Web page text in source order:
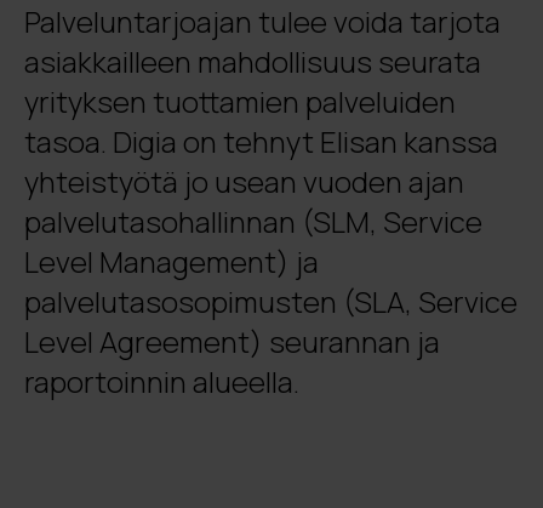
Palveluntarjoajan tulee voida tarjota
asiakkailleen mahdollisuus seurata
yrityksen tuottamien palveluiden
tasoa. Digia on tehnyt Elisan kanssa
yhteistyötä jo usean vuoden ajan
palvelutasohallinnan (SLM, Service
Level Management) ja
palvelutasosopimusten (SLA, Service
Level Agreement) seurannan ja
raportoinnin alueella.